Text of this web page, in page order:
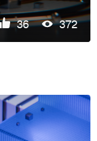
36 372